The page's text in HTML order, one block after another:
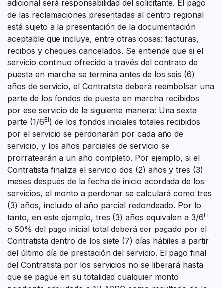
adicional será responsabilidad del solicitante. El pago
de las reclamaciones presentadas al centro regional
está sujeto a la presentación de la documentación
aceptable que incluye, entre otras cosas: facturas,
recibos y cheques cancelados. Se entiende que si el
servicio continuo ofrecido a través del contrato de
puesta en marcha se termina antes de los seis (6)
años de servicio, el Contratista deberá reembolsar una
parte de los fondos de puesta en marcha recibidos
por ese servicio de la siguiente manera: Una sexta
parte (1/6El) de los fondos iniciales totales recibidos
por el servicio se perdonarán por cada año de
servicio, y los años parciales de servicio se
prorratearán a un año completo. Por ejemplo, si el
Contratista finaliza el servicio dos (2) años y tres (3)
meses después de la fecha de inicio acordada de los
servicios, el monto a perdonar se calculará como tres
(3) años, incluido el año parcial redondeado. Por lo
tanto, en este ejemplo, tres (3) años equivalen a 3/6El
o 50% del pago inicial total deberá ser pagado por el
Contratista dentro de los siete (7) días hábiles a partir
del último día de prestación del servicio. El pago final
del Contratista por los servicios no se liberará hasta
que se pague en su totalidad cualquier monto